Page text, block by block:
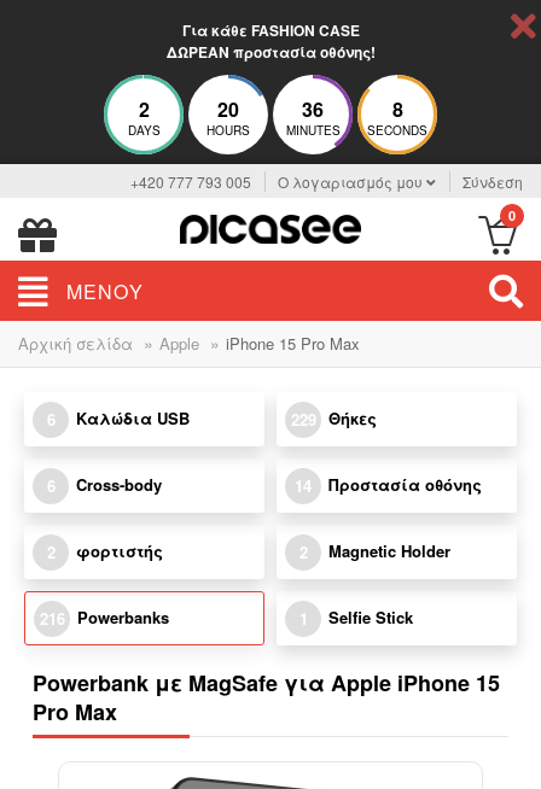
Για κάθε FASHION CASE
ΔΩΡΕΑΝ προστασία οθόνης!
2
DAYS
20
HOURS
36
MINUTES
7
SECONDS
+420 777 793 005 Ο λογαριασμός μου Σύνδεση
0
ΜΕΝΟΎ
Αρχική σελίδα » Apple » iPhone 15 Pro Max
6 Καλώδια USB 229 Θήκες
6 Cross-body 14 Προστασία οθόνης
2 φορτιστής 2 Magnetic Holder
216 Powerbanks 1 Selfie Stick
Powerbank με MagSafe για Apple iPhone 15
Pro Max